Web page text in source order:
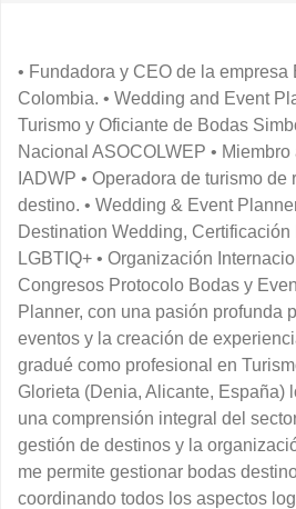
• Fundadora y CEO de la empresa
Colombia. • Wedding and Event
Turismo y Oficiante de Bodas
Nacional ASOCOLWEP •
IADWP • Operadora de turismo de
destino. • Wedding & Event
Destination Wedding,
LGBTIQ+ • Organización
Congresos Protocolo Bodas y
Planner, con una pasión profunda
eventos y la creación de
gradué como profesional en
Glorieta (Denia, Alicante, España)
una comprensión integral del
gestión de destinos y la
me permite gestionar bodas
coordinando todos los aspectos